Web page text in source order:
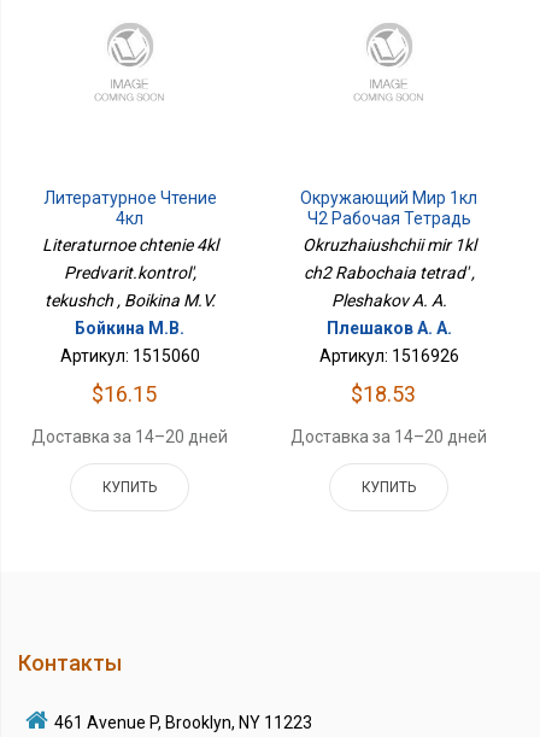
Литературное Чтение
4кл
Предварит.контроль,
Literaturnoe chtenie 4kl
Predvarit.kontrol',
tekushch , Boikina M.V.
Бойкина М.В.
Артикул: 1515060
$16.15
Доставка за 14–20 дней
КУПИТЬ
Окружающий Мир 1кл
Ч2 Рабочая Тетрадь
Okruzhaiushchii mir 1kl
ch2 Rabochaia tetrad' ,
Pleshakov A. A.
Плешаков А. А.
Артикул: 1516926
$18.53
Доставка за 14–20 дней
КУПИТЬ
Контакты
461 Avenue P, Brooklyn, NY 11223